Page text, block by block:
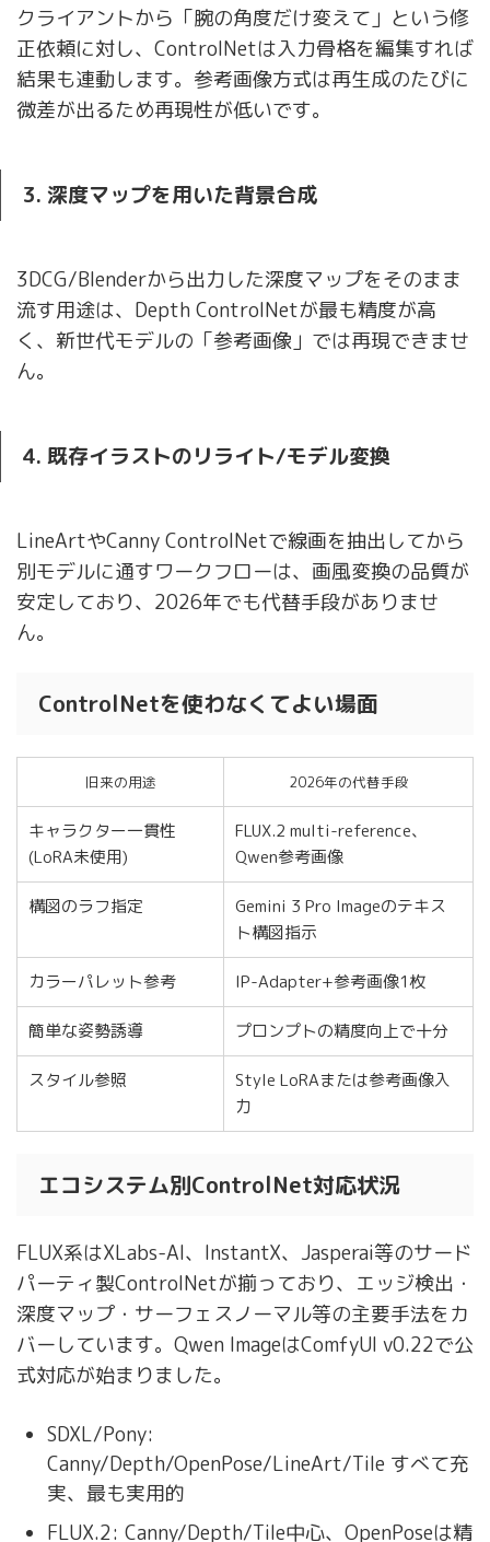
クライアントから「腕の角度だけ変えて」という修
正依頼に対し、ControlNetは入力骨格を編集すれば
結果も連動します。参考画像方式は再生成のたびに
微差が出るため再現性が低いです。
3. 深度マップを用いた背景合成
3DCG/Blenderから出力した深度マップをそのまま
流す用途は、Depth ControlNetが最も精度が高
く、新世代モデルの「参考画像」では再現できませ
ん。
4. 既存イラストのリライト/モデル変換
LineArtやCanny ControlNetで線画を抽出してから
別モデルに通すワークフローは、画風変換の品質が
安定しており、2026年でも代替手段がありませ
ん。
ControlNetを使わなくてよい場面
旧来の用途 2026年の代替手段
キャラクター一貫性
(LoRA未使用)
FLUX.2 multi-reference、
Qwen参考画像
構図のラフ指定
Gemini 3 Pro Imageのテキス
ト構図指示
カラーパレット参考 IP-Adapter+参考画像1枚
簡単な姿勢誘導 プロンプトの精度向上で十分
スタイル参照
Style LoRAまたは参考画像入
力
エコシステム別ControlNet対応状況
FLUX系はXLabs-AI、InstantX、Jasperai等のサード
パーティ製ControlNetが揃っており、エッジ検出・
深度マップ・サーフェスノーマル等の主要手法をカ
バーしています。Qwen ImageはComfyUI v0.22で公
式対応が始まりました。
SDXL/Pony:
Canny/Depth/OpenPose/LineArt/Tile すべて充
実、最も実用的
FLUX.2: Canny/Depth/Tile中心、OpenPoseは精